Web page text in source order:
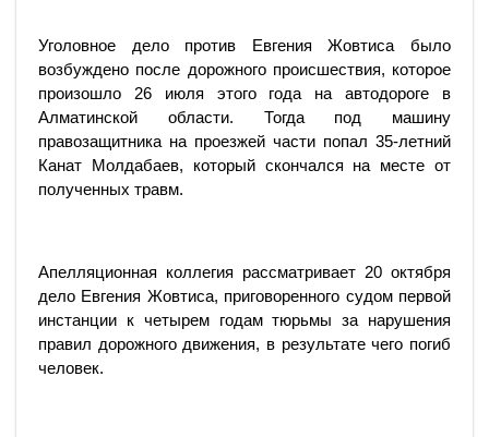
Уголовное дело против Евгения Жовтиса было
возбуждено после дорожного происшествия, которое
произошло 26 июля этого года на автодороге в
Алматинской области. Тогда под машину
правозащитника на проезжей части попал 35-летний
Канат Молдабаев, который скончался на месте от
полученных травм.
Апелляционная коллегия рассматривает 20 октября
дело Евгения Жовтиса, приговоренного судом первой
инстанции к четырем годам тюрьмы за нарушения
правил дорожного движения, в результате чего погиб
человек.